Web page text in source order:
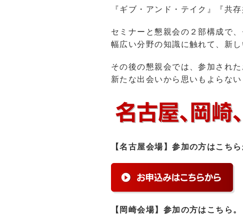
『ギブ・アンド・テイク』『共
セミナーと懇親会の２部構成で
幅広い分野の知識に触れて、新
その後の懇親会では、参加され
新たな出会いから思いもよらな
【名古屋会場】参加の方はこちら
【岡崎会場】参加の方はこちら。